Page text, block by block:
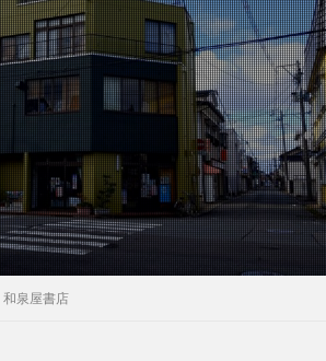
和泉屋書店